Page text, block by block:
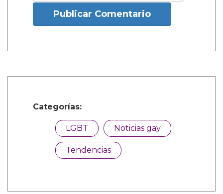
Publicar Comentario
Categorías:
LGBT Noticias gay
Tendencias